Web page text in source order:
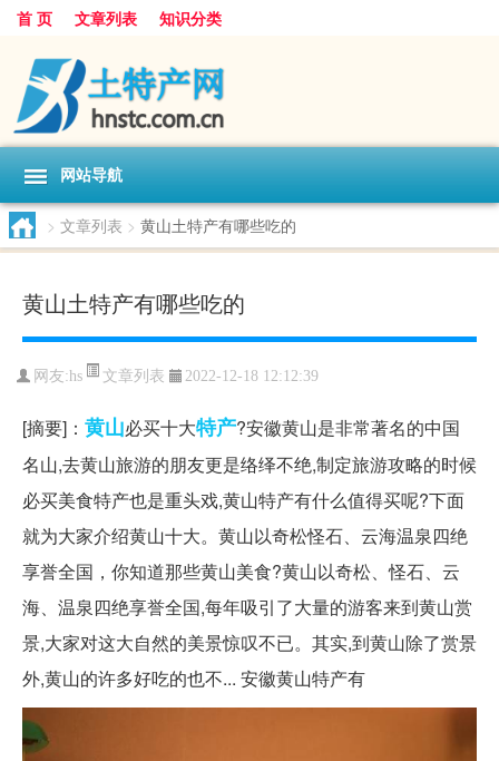
首 页 文章列表 知识分类
网站导航
> 文章列表 > 黄山土特产有哪些吃的
黄山土特产有哪些吃的
网友:hs 文章列表 2022-12-18 12:12:39
[摘要]： 黄山必买十大特产?安徽黄山是非常著名的中国
名山,去黄山旅游的朋友更是络绎不绝,制定旅游攻略的时候
必买美食特产也是重头戏,黄山特产有什么值得买呢?下面
就为大家介绍黄山十大。黄山以奇松怪石、云海温泉四绝
享誉全国，你知道那些黄山美食?黄山以奇松、怪石、云
海、温泉四绝享誉全国,每年吸引了大量的游客来到黄山赏
景,大家对这大自然的美景惊叹不已。其实,到黄山除了赏景
外,黄山的许多好吃的也不... 安徽黄山特产有